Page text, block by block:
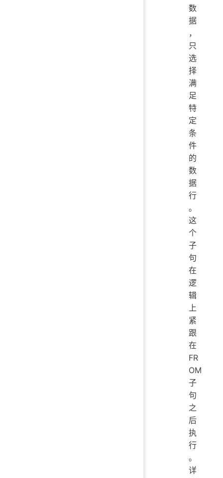
数
据
，
只
选
择
满
足
特
定
条
件
的
数
据
行
。
这
个
子
句
在
逻
辑
上
紧
跟
在
FR
OM
子
句
之
后
执
行
。
详